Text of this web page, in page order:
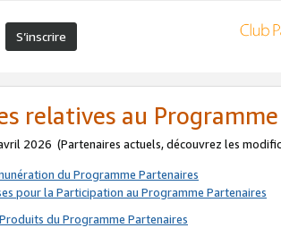
S’inscrire
relatives au
2026 (Partenaires actuels, découvrez les
du Programme Partenaires
pour la Participation au Programme Partenaires
du Programme Partenaires